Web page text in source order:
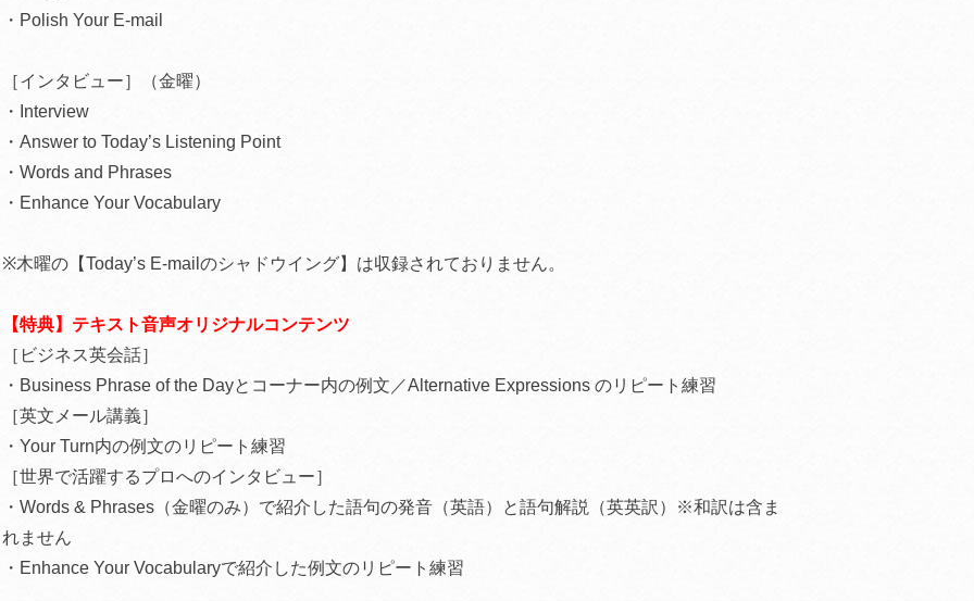
・Polish Your E-mail
［インタビュー］（金曜）
・Interview
・Answer to Today’s Listening Point
・Words and Phrases
・Enhance Your Vocabulary
※木曜の【Today’s E-mailのシャドウイング】は収録されておりません。
【特典】テキスト音声オリジナルコンテンツ
［ビジネス英会話］
・Business Phrase of the Dayとコーナー内の例文／Alternative Expressions のリピート練習
［英文メール講義］
・Your Turn内の例文のリピート練習
［世界で活躍するプロへのインタビュー］
・Words & Phrases（金曜のみ）で紹介した語句の発音（英語）と語句解説（英英訳）※和訳は含ま
れません
・Enhance Your Vocabularyで紹介した例文のリピート練習